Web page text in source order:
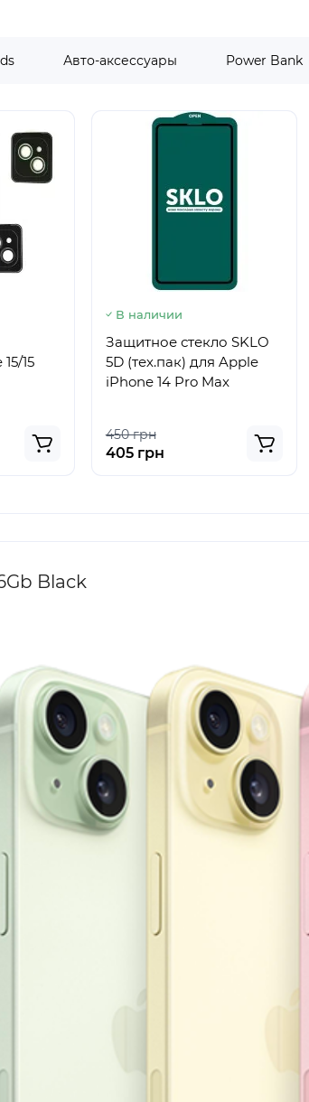
Авто-аксессуары Power Bank
15
В наличии
Защитное стекло SKLO
5D (тех.пак) для Apple
iPhone 14 Pro Max
450 грн
405 грн
Black